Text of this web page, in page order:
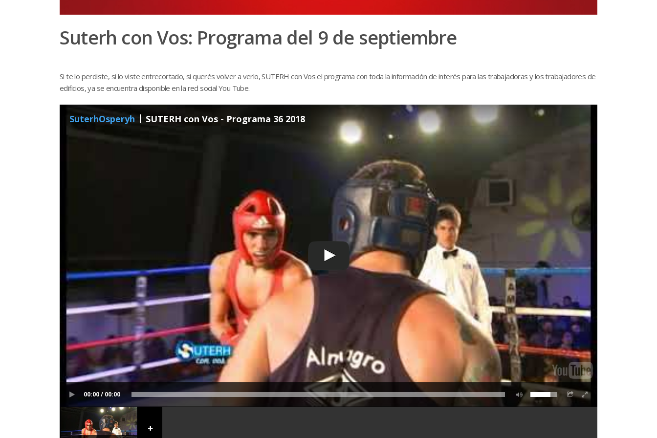
Suterh con Vos: Programa del 9 de septiembre
Si te lo perdiste, si lo viste entrecortado, si querés volver a verlo, SUTERH con Vos el programa con toda la información de interés para las trabajadoras y los trabajadores de
edificios, ya se encuentra disponible en la red social You Tube.
00:00 / 00:00
SuterhOsperyh SUTERH con Vos - Programa 36 2018